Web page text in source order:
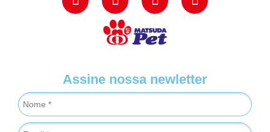
Assine nossa newletter